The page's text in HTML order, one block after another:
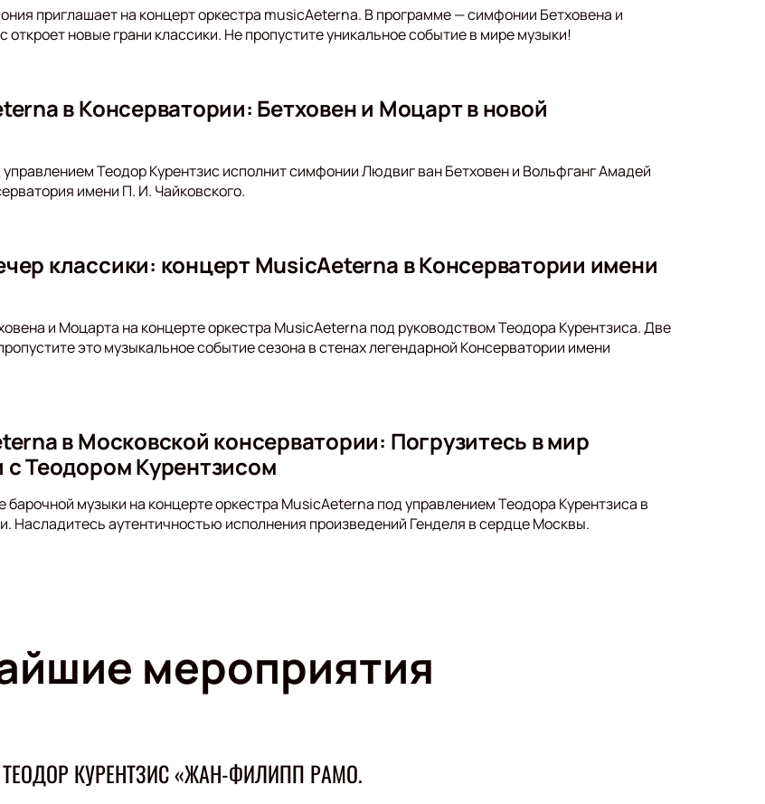
приглашает на концерт оркестра musicAeterna. В программе — симфонии Бетховена и
откроет новые грани классики. Не пропустите уникальное событие в мире музыки!
в Консерватории: Бетховен и Моцарт в новой
Теодор Курентзис исполнит симфонии Людвиг ван Бетховен и Вольфганг Амадей
имени П. И. Чайковского.
классики: концерт MusicAeterna в Консерватории имени
и Моцарта на концерте оркестра MusicAeterna под руководством Теодора Курентзиса. Две
это музыкальное событие сезона в стенах легендарной Консерватории имени
в Московской консерватории: Погрузитесь в мир
Теодором Курентзисом
барочной музыки на концерте оркестра MusicAeterna под управлением Теодора Курентзиса в
Насладитесь аутентичностью исполнения произведений Генделя в сердце Москвы.
мероприятия
И ТЕОДОР КУРЕНТЗИС «ЖАН-ФИЛИПП РАМО.